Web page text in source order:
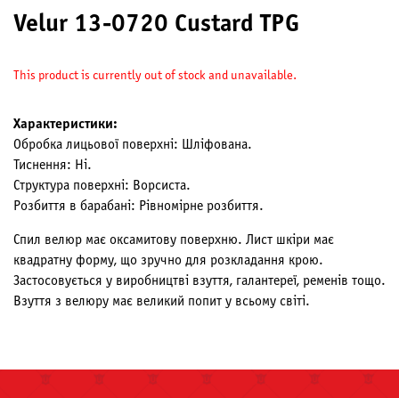
Velur 13-0720 Custard TPG
This product is currently out of stock and unavailable.
Характеристики:
Обробка лицьової поверхні: Шліфована.
Тиснення: Ні.
Структура поверхні: Ворсиста.
Розбиття в барабані: Рівномірне розбиття.
Спил велюр має оксамитову поверхню. Лист шкіри має
квадратну форму, що зручно для розкладання крою.
Застосовується у виробництві взуття, галантереї, ременів тощо.
Взуття з велюру має великий попит у всьому світі.